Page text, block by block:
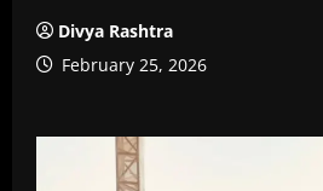
Divya Rashtra
February 25, 2026